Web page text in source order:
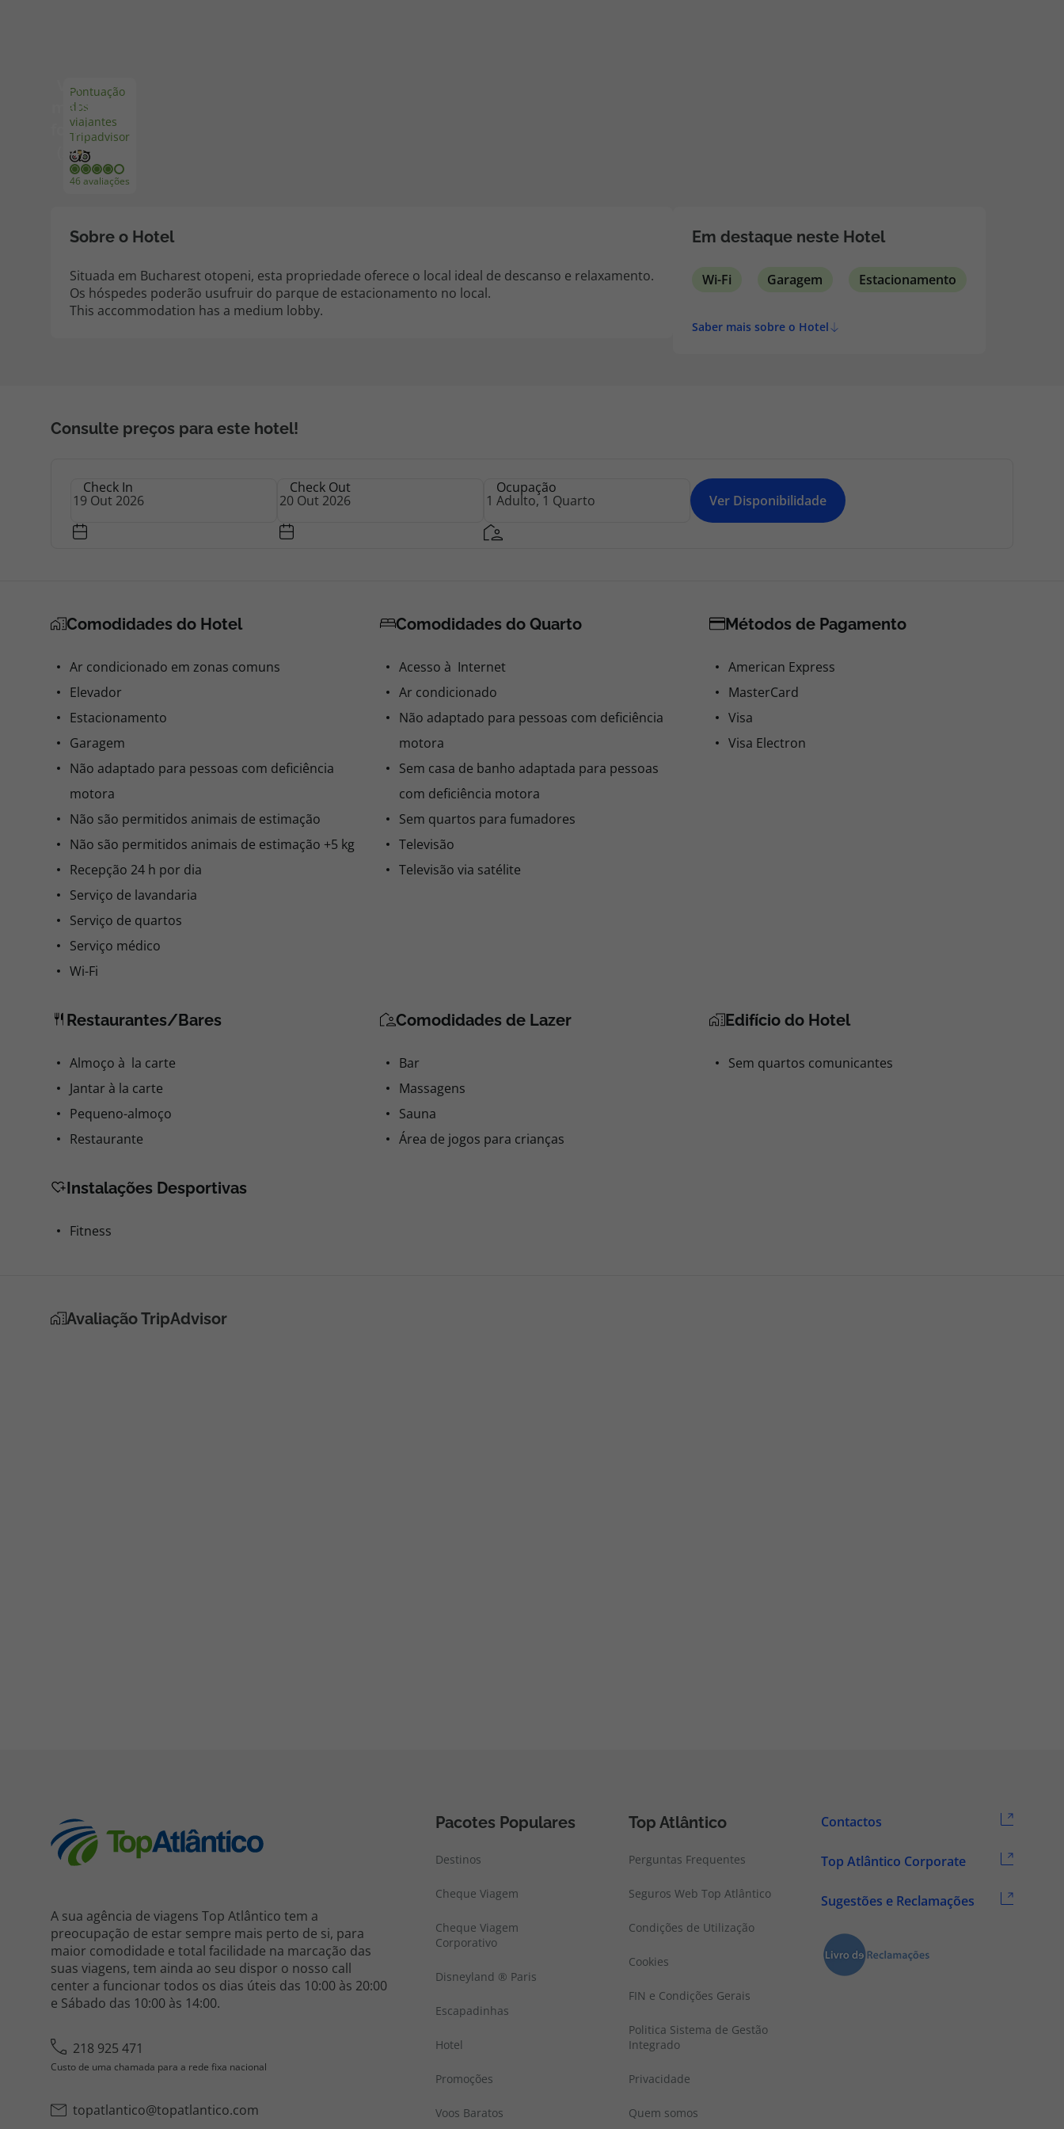
Disneyland ® Paris
Pontuação
dos
viajantes
Tripadvisor
46 avaliações
Ver
mais
fotos
(34)
Sobre o Hotel
Situada em Bucharest otopeni, esta propriedade oferece o local ideal de descanso e relaxamento.
Os hóspedes poderão usufruir do parque de estacionamento no local.
This accommodation has a medium lobby.
Em destaque neste Hotel
Wi-Fi Garagem Estacionamento
Saber mais sobre o Hotel
Consulte preços para este hotel!
Check In Check Out Ocupação
Ver Disponibilidade
Comodidades do Hotel
Ar condicionado em zonas comuns
Elevador
Estacionamento
Garagem
Não adaptado para pessoas com deficiência
motora
Não são permitidos animais de estimação
Não são permitidos animais de estimação +5 kg
Recepção 24 h por dia
Serviço de lavandaria
Serviço de quartos
Serviço médico
Wi-Fi
Comodidades do Quarto
Acesso à Internet
Ar condicionado
Não adaptado para pessoas com deficiência
motora
Sem casa de banho adaptada para pessoas
com deficiência motora
Sem quartos para fumadores
Televisão
Televisão via satélite
Métodos de Pagamento
American Express
MasterCard
Visa
Visa Electron
Restaurantes/Bares
Almoço à la carte
Jantar à la carte
Pequeno-almoço
Restaurante
Comodidades de Lazer
Bar
Massagens
Sauna
Área de jogos para crianças
Edifício do Hotel
Sem quartos comunicantes
Instalações Desportivas
Fitness
Avaliação TripAdvisor
A sua agência de viagens Top Atlântico tem a
preocupação de estar sempre mais perto de si, para
maior comodidade e total facilidade na marcação das
suas viagens, tem ainda ao seu dispor o nosso call
center a funcionar todos os dias úteis das 10:00 às 20:00
e Sábado das 10:00 às 14:00.
218 925 471
Custo de uma chamada para a rede fixa nacional
topatlantico@topatlantico.com
Pacotes Populares
Destinos
Cheque Viagem
Cheque Viagem
Corporativo
Disneyland ® Paris
Escapadinhas
Hotel
Promoções
Voos Baratos
Top Atlântico
Perguntas Frequentes
Seguros Web Top Atlântico
Condições de Utilização
Cookies
FIN e Condições Gerais
Politica Sistema de Gestão
Integrado
Privacidade
Quem somos
Contactos
Top Atlântico Corporate
Sugestões e Reclamações